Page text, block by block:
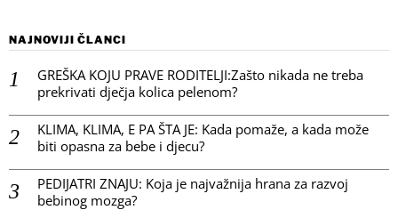
NAJNOVIJI ČLANCI
GREŠKA KOJU PRAVE RODITELJI:Zašto nikada ne treba
prekrivati dječja kolica pelenom?
KLIMA, KLIMA, E PA ŠTA JE: Kada pomaže, a kada može
biti opasna za bebe i djecu?
PEDIJATRI ZNAJU: Koja je najvažnija hrana za razvoj
bebinog mozga?